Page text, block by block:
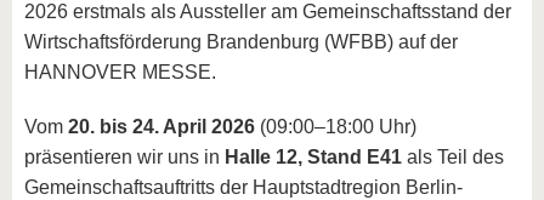
2026 erstmals als Aussteller am Gemeinschaftsstand der
Wirtschaftsförderung Brandenburg (WFBB) auf der
HANNOVER MESSE.
Vom 20. bis 24. April 2026 (09:00–18:00 Uhr)
präsentieren wir uns in Halle 12, Stand E41 als Teil des
Gemeinschaftsauftritts der Hauptstadtregion Berlin-